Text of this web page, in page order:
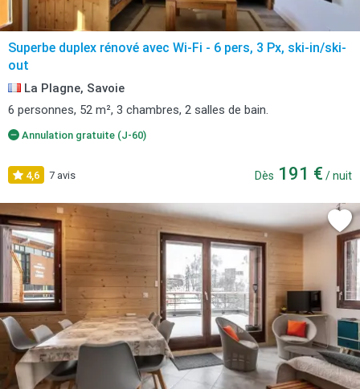
Superbe duplex rénové avec Wi-Fi - 6 pers, 3 Px, ski-in/ski-
out
La Plagne, Savoie
6 personnes, 52 m², 3 chambres, 2 salles de bain.
Annulation gratuite (J-60)
4,6 7 avis Dès 191 € / nuit